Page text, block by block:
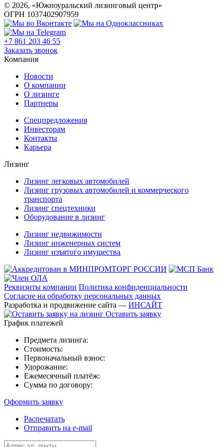
© 2026, «Южноуральский лизинговый центр»
ОГРН 1037402907959
+7 861 203 46 55
Заказать звонок
Компания
Новости
О компании
О лизинге
Партнеры
Спецпредложения
Инвесторам
Контакты
Карьера
Лизинг
Лизинг легковых автомобилей
Лизинг грузовых автомобилей и коммерческого
транспорта
Лизинг спецтехники
Оборудование в лизинг
Лизинг недвижимости
Лизинг инженерных систем
Лизинг изъятого имущества
Реквизиты компании Политика конфиденциальности
Согласие на обработку персональных данных
Разработка и продвижение сайта — ИНСАЙТ
Оставить заявку
График платежей
Предмета лизинга:
Стоимость:
Первоначальный взнос:
Удорожание:
Ежемесячный платёж:
Сумма по договору:
Оформить заявку
Распечатать
Отправить на e-mail